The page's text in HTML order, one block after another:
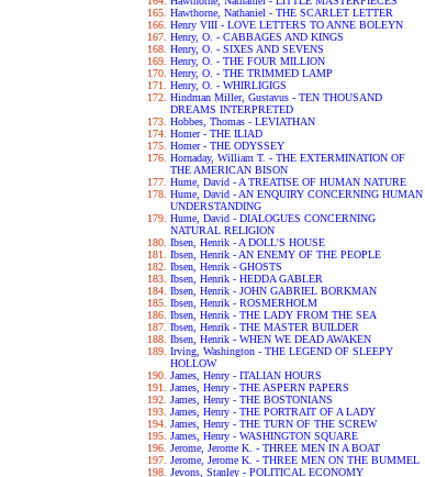
Hawthorne, Nathaniel - THE SCARLET LETTER
Henry VIII - LOVE LETTERS TO ANNE BOLEYN
Henry, O. - CABBAGES AND KINGS
Henry, O. - SIXES AND SEVENS
Henry, O. - THE FOUR MILLION
Henry, O. - THE TRIMMED LAMP
Henry, O. - WHIRLIGIGS
Hindman Miller, Gustavus - TEN THOUSAND
DREAMS INTERPRETED
Hobbes, Thomas - LEVIATHAN
Homer - THE ILIAD
Homer - THE ODYSSEY
Hornaday, William T. - THE EXTERMINATION OF
THE AMERICAN BISON
Hume, David - A TREATISE OF HUMAN NATURE
Hume, David - AN ENQUIRY CONCERNING HUMAN
UNDERSTANDING
Hume, David - DIALOGUES CONCERNING
NATURAL RELIGION
Ibsen, Henrik - A DOLL'S HOUSE
Ibsen, Henrik - AN ENEMY OF THE PEOPLE
Ibsen, Henrik - GHOSTS
Ibsen, Henrik - HEDDA GABLER
Ibsen, Henrik - JOHN GABRIEL BORKMAN
Ibsen, Henrik - ROSMERHOLM
Ibsen, Henrik - THE LADY FROM THE SEA
Ibsen, Henrik - THE MASTER BUILDER
Ibsen, Henrik - WHEN WE DEAD AWAKEN
Irving, Washington - THE LEGEND OF SLEEPY
HOLLOW
James, Henry - ITALIAN HOURS
James, Henry - THE ASPERN PAPERS
James, Henry - THE BOSTONIANS
James, Henry - THE PORTRAIT OF A LADY
James, Henry - THE TURN OF THE SCREW
James, Henry - WASHINGTON SQUARE
Jerome, Jerome K. - THREE MEN IN A BOAT
Jerome, Jerome K. - THREE MEN ON THE BUMMEL
Jevons, Stanley - POLITICAL ECONOMY